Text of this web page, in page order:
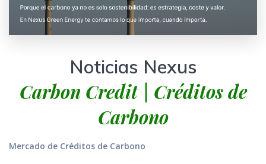
Noticias Nexus
Carbon Credit | Créditos de
Carbono
Mercado de Créditos de Carbono